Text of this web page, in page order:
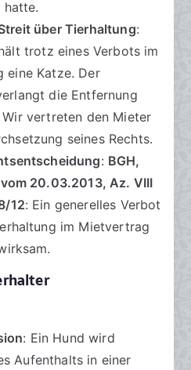
über Tierhaltung:
trotz eines Verbots im
eine Katze. Der
die Entfernung
Wir vertreten den Mieter
seines Rechts.
: BGH,
20.03.2013, Az. VIII
12: Ein generelles Verbot
im Mietvertrag
: Ein Hund wird
Aufenthalts in einer